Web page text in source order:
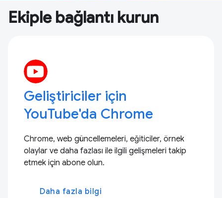
Ekiple bağlantı kurun
Geliştiriciler için
YouTube'da Chrome
Chrome, web güncellemeleri, eğiticiler, örnek
olaylar ve daha fazlası ile ilgili gelişmeleri takip
etmek için abone olun.
Daha fazla bilgi